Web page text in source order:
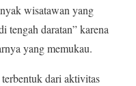
wisatawan yang
tengah daratan” karena
yang memukau.
dari aktivitas